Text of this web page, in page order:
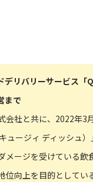
デリバリーサービス「
まで
会社と共に、2022年3
ュージィ ディッシュ
メージを受けている
位向上を目的としてい